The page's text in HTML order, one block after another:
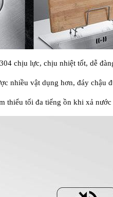
chịu lực, chịu nhiệt tốt, dễ
nhiều vật dụng hơn, đáy
thiểu tối đa tiếng ồn khi xả